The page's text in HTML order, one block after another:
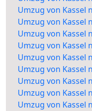
Umzug von Kassel
Umzug von Kassel
Umzug von Kassel
Umzug von Kassel
Umzug von Kassel
Umzug von Kassel
Umzug von Kassel
Umzug von Kassel
Umzug von Kassel